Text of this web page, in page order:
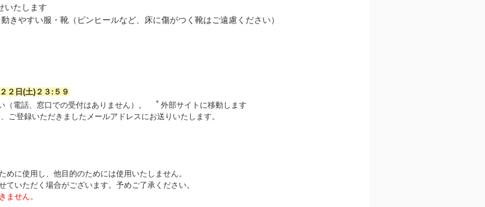
たします
きやすい服・靴（ピンヒールなど、床に傷がつく靴はご遠慮ください）
２日(土)２３:５９
（電話、窓口での受付はありません）。 ＊ 外部サイトに移動します
ご登録いただきましたメールアドレスにお送りいたします。
めに使用し、他目的のためには使用いたしません。
いただく場合がございます。予めご了承ください。
ません。